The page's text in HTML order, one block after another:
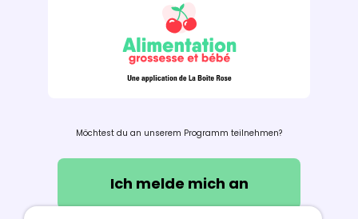
Möchtest du an unserem Programm teilnehmen?
Ich melde mich an